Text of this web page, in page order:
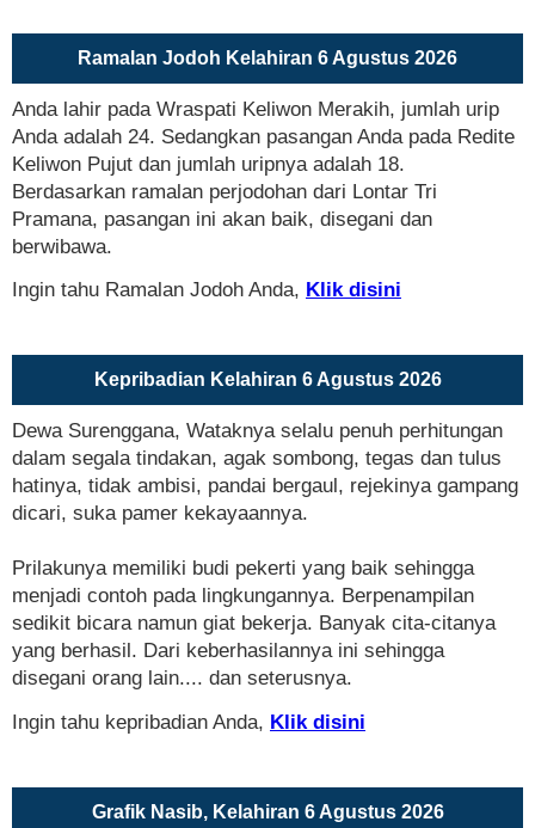
Ramalan Jodoh Kelahiran 6 Agustus 2026
Anda lahir pada Wraspati Keliwon Merakih, jumlah urip
Anda adalah 24. Sedangkan pasangan Anda pada Redite
Keliwon Pujut dan jumlah uripnya adalah 18.
Berdasarkan ramalan perjodohan dari Lontar Tri
Pramana, pasangan ini akan baik, disegani dan
berwibawa.
Ingin tahu Ramalan Jodoh Anda, Klik disini
Kepribadian Kelahiran 6 Agustus 2026
Dewa Surenggana, Wataknya selalu penuh perhitungan
dalam segala tindakan, agak sombong, tegas dan tulus
hatinya, tidak ambisi, pandai bergaul, rejekinya gampang
dicari, suka pamer kekayaannya.
Prilakunya memiliki budi pekerti yang baik sehingga
menjadi contoh pada lingkungannya. Berpenampilan
sedikit bicara namun giat bekerja. Banyak cita-citanya
yang berhasil. Dari keberhasilannya ini sehingga
disegani orang lain.... dan seterusnya.
Ingin tahu kepribadian Anda, Klik disini
Grafik Nasib, Kelahiran 6 Agustus 2026